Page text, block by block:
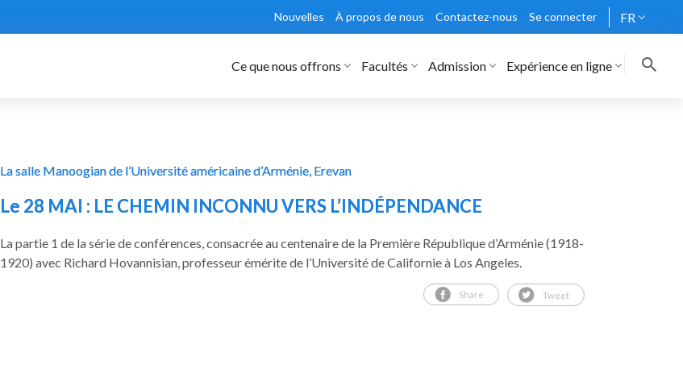
Nouvelles À propos de nous Contactez-nous Se connecter FR
Ce que nous offrons Facultés Admission Expérience en ligne
La salle Manoogian de l’Université américaine d’Arménie, Erevan
Le 28 MAI : LE CHEMIN INCONNU VERS L’INDÉPENDANCE
La partie 1 de la série de conférences, consacrée au centenaire de la Première République d’Arménie (1918-
1920) avec Richard Hovannisian, professeur émérite de l’Université de Californie à Los Angeles.
Share Tweet